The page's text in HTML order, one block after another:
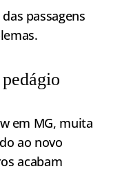
passagens
em MG, muita
ao novo
acabam